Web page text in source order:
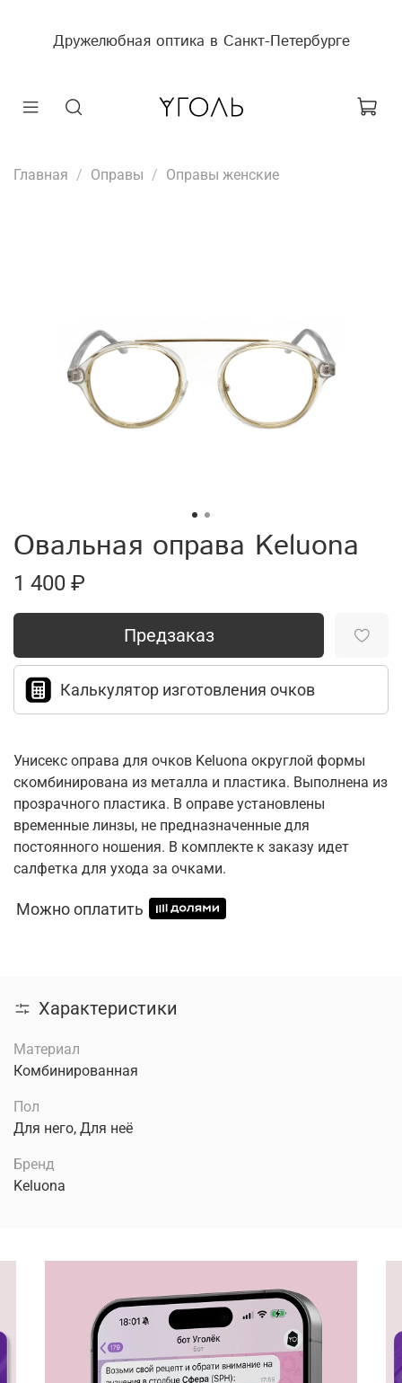
Дружелюбная оптика в Санкт-Петербурге
Главная Оправы Оправы женские
Овальная оправа Keluona
1 400 ₽
Предзаказ
Калькулятор изготовления очков
Унисекс оправа для очков Keluona округлой формы
скомбинирована из металла и пластика. Выполнена из
прозрачного пластика. В оправе установлены
временные линзы, не предназначенные для
постоянного ношения. В комплекте к заказу идет
салфетка для ухода за очками.
Можно оплатить
Характеристики
Материал
Комбинированная
Пол
Для него, Для неё
Бренд
Keluona